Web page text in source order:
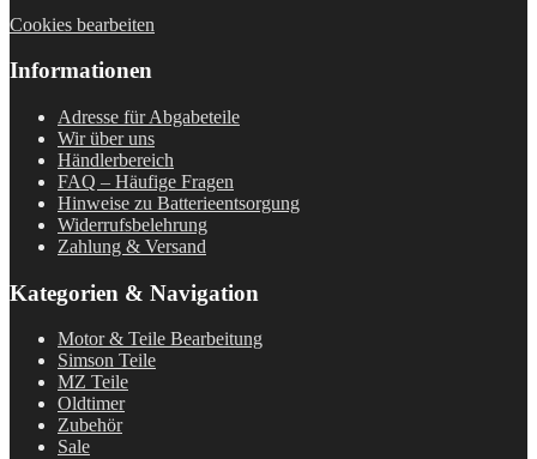
Cookies bearbeiten
Informationen
Adresse für Abgabeteile
Wir über uns
Händlerbereich
FAQ – Häufige Fragen
Hinweise zu Batterieentsorgung
Widerrufsbelehrung
Zahlung & Versand
Kategorien & Navigation
Motor & Teile Bearbeitung
Simson Teile
MZ Teile
Oldtimer
Zubehör
Sale